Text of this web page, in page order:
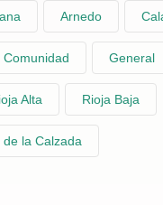
Arnedo
Comunidad General
Alta Rioja Baja
la Calzada